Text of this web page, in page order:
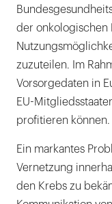
der onkologischen
zuzuteilen. Im
Vorsorgedaten in
EU-
profitieren können.
Ein markantes
Vernetzung
den Krebs zu